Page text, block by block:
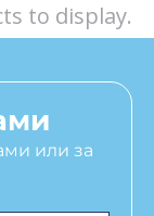
to display.
или за